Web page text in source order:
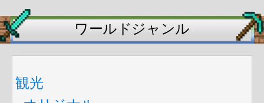
ワールドジャンル
観光